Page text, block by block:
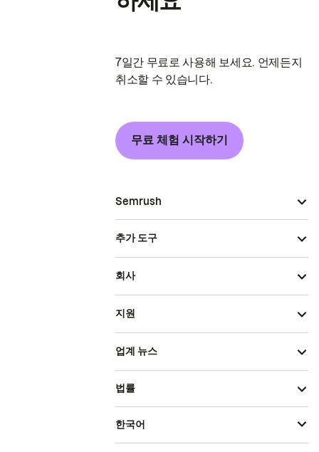
7일간 무료로 사용해 보세요. 언제든지
취소할 수 있습니다.
무료 체험 시작하기
Semrush
추가 도구
회사
지원
업계 뉴스
법률
한국어